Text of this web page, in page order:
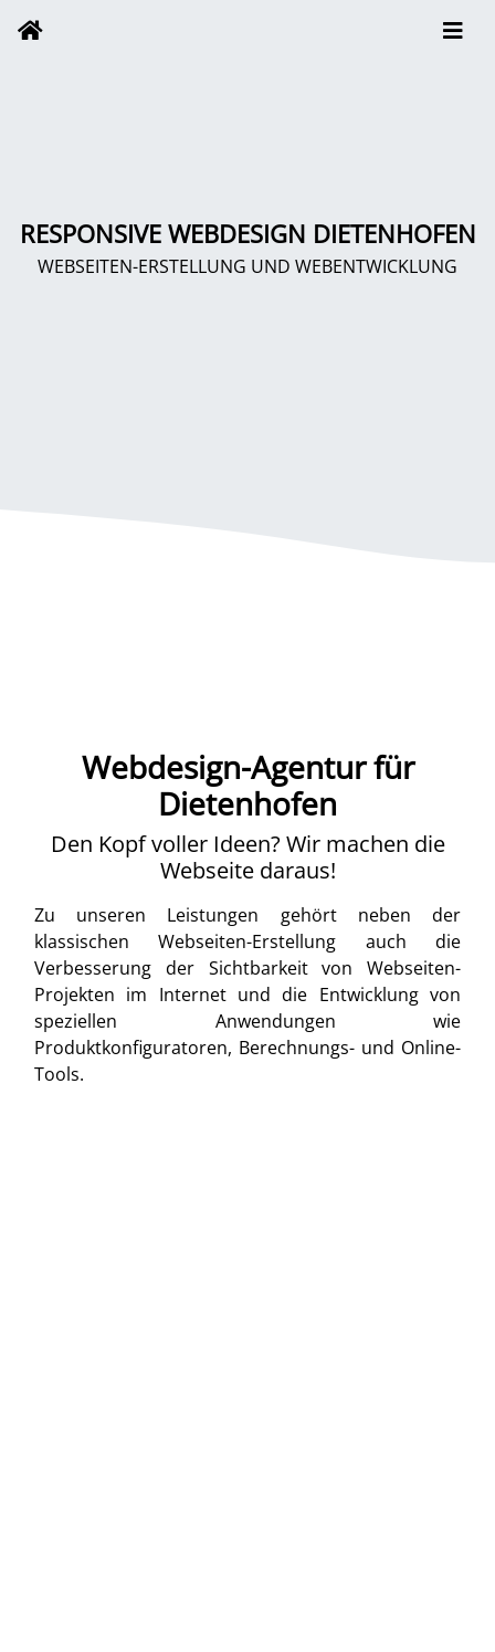
RESPONSIVE WEBDESIGN DIETENHOFEN
WEBSEITEN-ERSTELLUNG UND WEBENTWICKLUNG
Webdesign-Agentur für
Dietenhofen
Den Kopf voller Ideen? Wir machen die
Webseite daraus!
Zu unseren Leistungen gehört neben der
klassischen Webseiten-Erstellung auch die
Verbesserung der Sichtbarkeit von Webseiten-
Projekten im Internet und die Entwicklung von
speziellen Anwendungen wie
Produktkonfiguratoren, Berechnungs- und Online-
Tools.